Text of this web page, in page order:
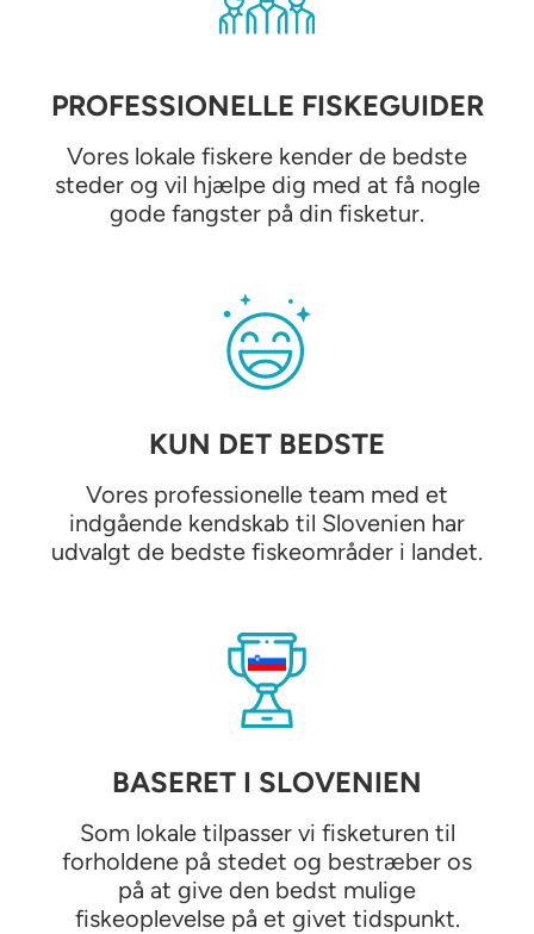
PROFESSIONELLE FISKEGUIDER
Vores lokale fiskere kender de bedste
steder og vil hjælpe dig med at få nogle
gode fangster på din fisketur.
KUN DET BEDSTE
Vores professionelle team med et
indgående kendskab til Slovenien har
udvalgt de bedste fiskeområder i landet.
BASERET I SLOVENIEN
Som lokale tilpasser vi fisketuren til
forholdene på stedet og bestræber os
på at give den bedst mulige
fiskeoplevelse på et givet tidspunkt.